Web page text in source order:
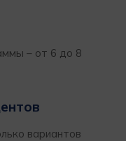
– от 6 до 8
вариантов